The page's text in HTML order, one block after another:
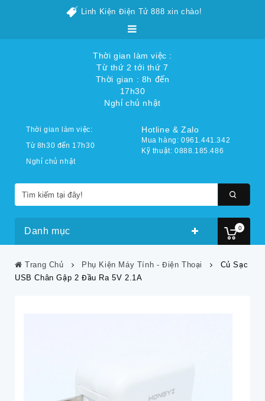
Linh Kiện Điện Tử 888 xin chào!
Thời gian làm việc :
Từ thứ 2 tới thứ 7
Thời gian : 8h đến
17h30
Nghỉ chủ nhật
0
Thời gian làm việc:
Từ 8h30 đến 17h30
Nghỉ chủ nhật
Hotline & Zalo
Mua hàng: 0961.441.342
Kỹ thuật: 0888.185.486
Danh mục
Trang Chủ Phụ Kiện Máy Tính - Điện Thoại
Củ Sạc
USB Chân Gập 2 Đầu Ra 5V 2.1A